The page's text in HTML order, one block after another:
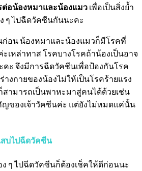
อน้องหมาและน้องแมว เพื่อเป็นสิ่งย้ำ
ๆ ไปฉีดวัคซีนกันนะคะ
ก่อน น้องหมาและน้องแมวก็มีโรคที่
ะเหล่าทาส โรคบางโรคถ้าน้องเป็นอาจ
คะ จึงมีการฉีดวัคชีนเพื่อป้องกันโรค
างกายของน้องไม่ให้เป็นโรคร้ายแรง
ามารถเป็นพาหะมาสู่คนได้ด้วยเช่น
ของเจ้าวัคซีนค่ะ แต่ยังไม่หมดแค่นั้น
บไปฉีดวัคซีน
ๆ ไปฉีดวัคซีนก็ต้องเช็คให้ดีก่อนนะ